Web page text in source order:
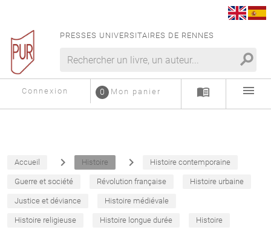
PRESSES UNIVERSITAIRES DE RENNES
search
Connexion Mon panier
0 menu_book menu
Accueil navigate_next Histoire navigate_next Histoire contemporaine
Guerre et société Révolution française Histoire urbaine
Justice et déviance Histoire médiévale
Histoire religieuse Histoire longue durée Histoire